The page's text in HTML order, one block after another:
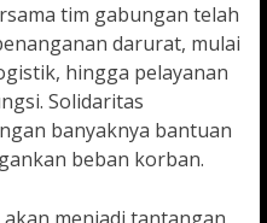
tim gabungan telah
darurat, mulai
hingga pelayanan
Solidaritas
banyaknya bantuan
beban korban.